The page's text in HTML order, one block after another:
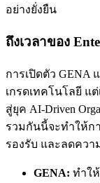
อย่างยั่งยืน
ถึงเวลาของ
การเปิดตัว GENA
เกรดเทคโนโลยี แ
สู่ยุค AI-Driven
รวมกันนี้จะทำให้ก
รองรับ และลดควา
GENA: ทำใ